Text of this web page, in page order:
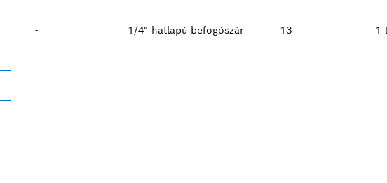
- 1/4" hatlapú befogószár 13 1